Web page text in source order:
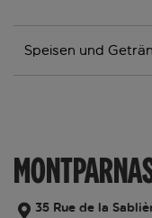
Speisen und
35 Rue de la